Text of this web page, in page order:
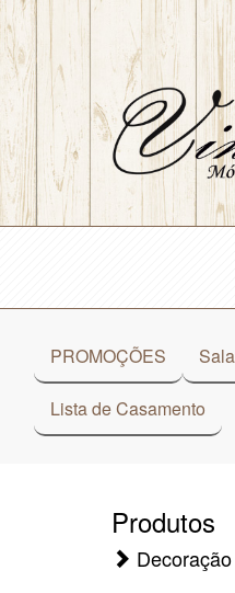
PROMOÇÕES
Lista de Casamento
Produtos
Decoração